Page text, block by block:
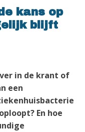
kans op
blijft
in de krant of
een
En hoe